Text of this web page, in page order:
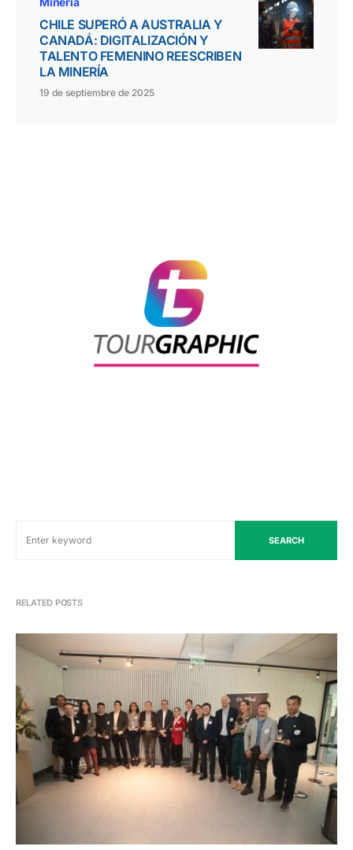
CHILE SUPERÓ A AUSTRALIA Y
CANADÁ: DIGITALIZACIÓN Y
TALENTO FEMENINO REESCRIBEN
LA MINERÍA
19 de septiembre de 2025
SEARCH
RELATED POSTS